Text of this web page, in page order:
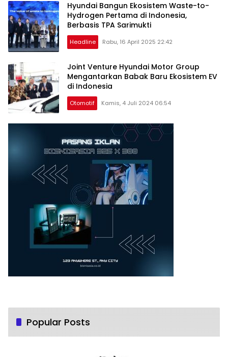
Hyundai Bangun Ekosistem Waste-to-
Hydrogen Pertama di Indonesia,
Berbasis TPA Sarimukti
Headline Rabu, 16 April 2025 22:42
Joint Venture Hyundai Motor Group
Mengantarkan Babak Baru Ekosistem EV
di Indonesia
Otomotif Kamis, 4 Juli 2024 06:54
Popular Posts